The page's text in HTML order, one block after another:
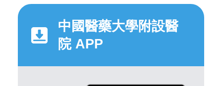
中國醫藥大學附設醫
院 APP